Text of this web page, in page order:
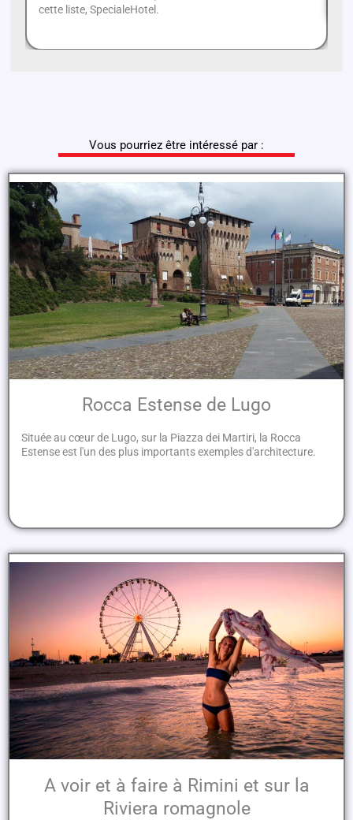
cette liste, SpecialeHotel.
Vous pourriez être intéressé par :
Rocca Estense de Lugo
Située au cœur de Lugo, sur la Piazza dei Martiri, la Rocca
Estense est l'un des plus importants exemples d'architecture.
A voir et à faire à Rimini et sur la
Riviera romagnole